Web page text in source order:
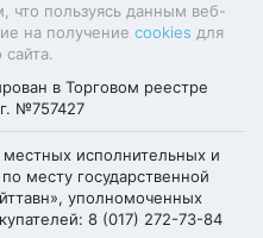
что пользуясь данным веб-
на получение cookies для
сайта.
в Торговом реестре
№757427
исполнительных и
месту государственной
уполномоченных
8 (017) 272-73-84